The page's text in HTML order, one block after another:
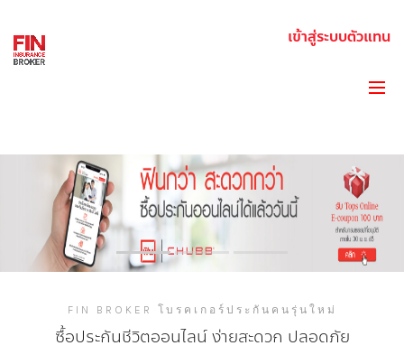
เข้าสู่ระบบตัวแทน
FIN BROKER โบรคเกอร์ประกันคนรุ่นใหม่
ซื้อประกันชีวิตออนไลน์ ง่ายสะดวก ปลอดภัย